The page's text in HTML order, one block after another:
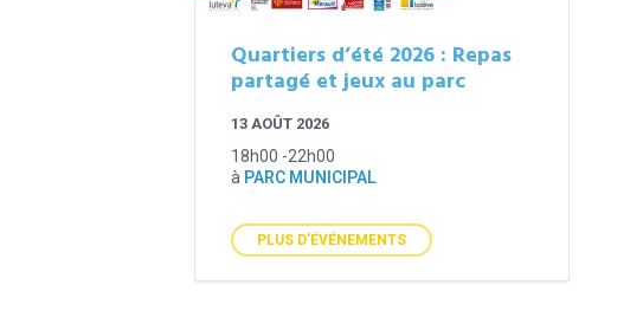
Quartiers d’été 2026 : Repas
partagé et jeux au parc
13 AOÛT 2026
18h00 -22h00
à PARC MUNICIPAL
PLUS D'ÉVÉNEMENTS